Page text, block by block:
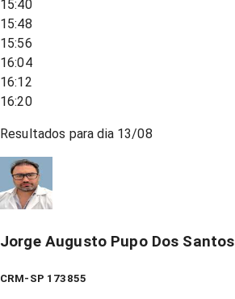
15:40
15:48
15:56
16:04
16:12
16:20
Resultados para dia 13/08
Jorge Augusto Pupo Dos Santos
CRM-SP 173855